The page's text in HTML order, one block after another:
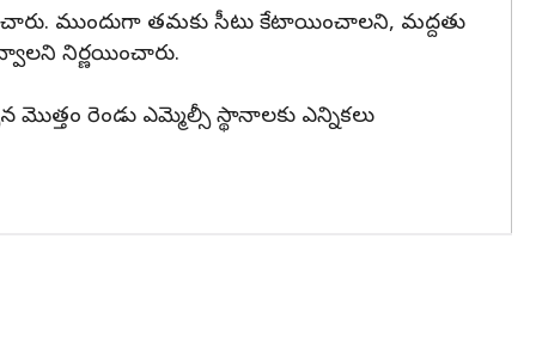
ముందుగా తమకు సీటు కేటాయించాలని, మద్దతు
నిర్ణయించారు.
రెండు ఎమ్మెల్సీ స్థానాలకు ఎన్నికలు